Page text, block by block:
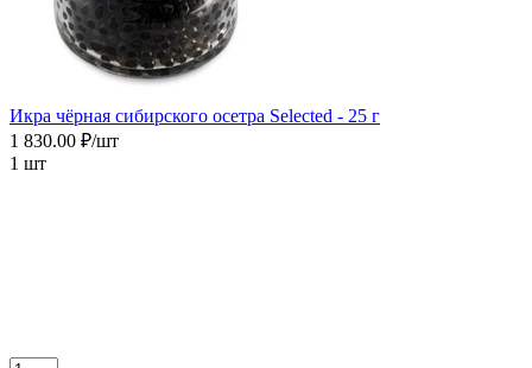
Икра чёрная сибирского осетра Selected - 25 г
1 830.00 ₽/шт
1 шт